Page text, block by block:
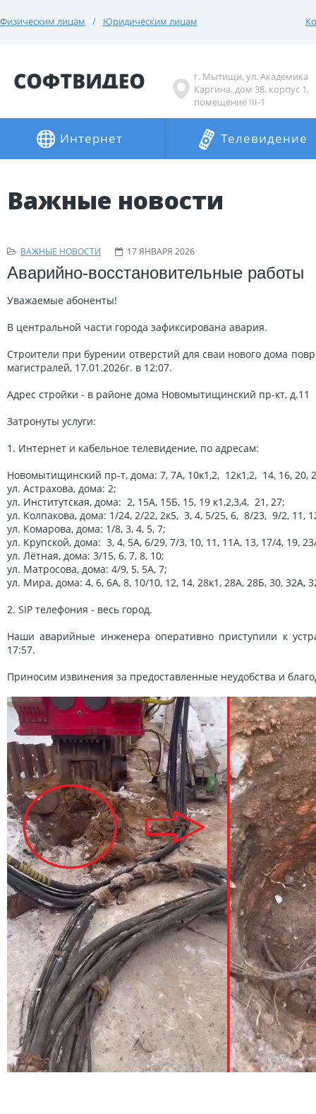
Физическим лицам Юридическим лицам
г. Мытищи, ул. Академика
Каргина, дом 38, корпус 1,
помещение III-1
Интернет Телевидение
Важные новости
ВАЖНЫЕ НОВОСТИ 17 ЯНВАРЯ 2026
Аварийно-восстановительные работы
Уважаемые абоненты!
В центральной части города зафиксирована авария.
Строители при бурении отверстий для сваи нового дома
магистралей, 17.01.2026г. в 12:07.
Адрес стройки - в районе дома Новомытищинский пр-кт, д.11
Затронуты услуги:
1. Интернет и кабельное телевидение, по адресам:
Новомытищинский пр-т, дома: 7, 7А, 10к1,2, 12к1,2, 14, 16, 20,
ул. Астрахова, дома: 2;
ул. Институтская, дома: 2, 15А, 15Б, 15, 19 к1,2,3,4, 21, 27;
ул. Колпакова, дома: 1/24, 2/22, 2к5, 3, 4, 5/25, 6, 8/23, 9/2, 11,
ул. Комарова, дома: 1/8, 3, 4, 5, 7;
ул. Крупской, дома: 3, 4, 5А, 6/29, 7/3, 10, 11, 11А, 13, 17/4, 19,
ул. Лётная, дома: 3/15, 6, 7, 8, 10;
ул. Матросова, дома: 4/9, 5, 5А, 7;
ул. Мира, дома: 4, 6, 6А, 8, 10/10, 12, 14, 28к1, 28А, 28Б, 30, 32А,
2. SIP телефония - весь город.
Наши аварийные инженера оперативно приступили к
17:57.
Приносим извинения за предоставленные неудобства и